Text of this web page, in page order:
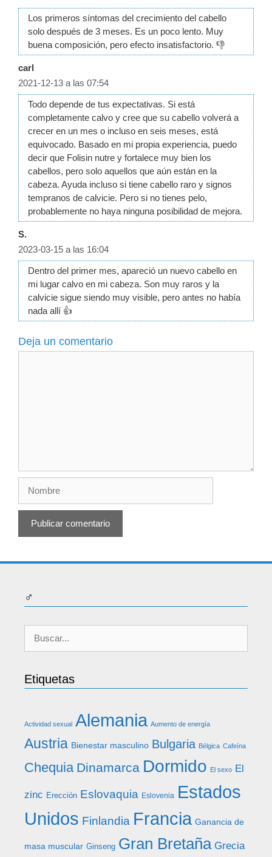
Los primeros síntomas del crecimiento del cabello
solo después de 3 meses. Es un poco lento. Muy
buena composición, pero efecto insatisfactorio. 👎
carl
2021-12-13 a las 07:54
Todo depende de tus expectativas. Si está
completamente calvo y cree que su cabello volverá a
crecer en un mes o incluso en seis meses, está
equivocado. Basado en mi propia experiencia, puedo
decir que Folisin nutre y fortalece muy bien los
cabellos, pero solo aquellos que aún están en la
cabeza. Ayuda incluso si tiene cabello raro y signos
tempranos de calvicie. Pero si no tienes pelo,
probablemente no haya ninguna posibilidad de mejora.
S.
2023-03-15 a las 16:04
Dentro del primer mes, apareció un nuevo cabello en
mi lugar calvo en mi cabeza. Son muy raros y la
calvicie sigue siendo muy visible, pero antes no había
nada allí 👍
Deja un comentario
♂
Etiquetas
Actividad sexual Alemania Aumento de energía
Austria Bienestar masculino Bulgaria Bélgica Cafeína
Chequia Dinamarca Dormido El sexo El
zinc Erección Eslovaquia Eslovenia Estados
Unidos Finlandia Francia Ganancia de
masa muscular Ginseng Gran Bretaña Grecia